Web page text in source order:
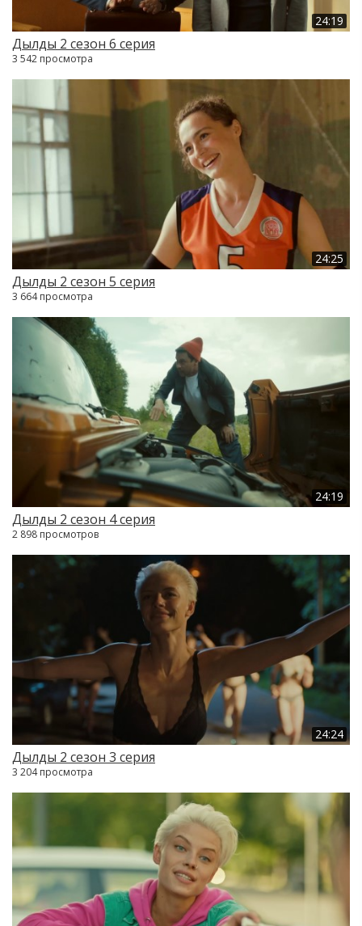
24:19
Дылды 2 сезон 6 серия
3 542 просмотра
24:25
Дылды 2 сезон 5 серия
3 664 просмотра
24:19
Дылды 2 сезон 4 серия
2 898 просмотров
24:24
Дылды 2 сезон 3 серия
3 204 просмотра